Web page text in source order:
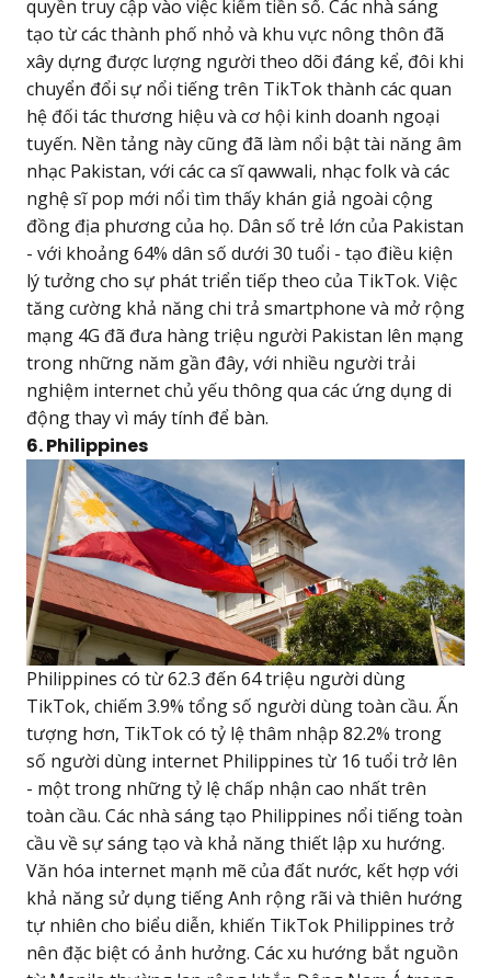
quyền truy cập vào việc kiếm tiền số. Các nhà sáng
tạo từ các thành phố nhỏ và khu vực nông thôn đã
xây dựng được lượng người theo dõi đáng kể, đôi khi
chuyển đổi sự nổi tiếng trên TikTok thành các quan
hệ đối tác thương hiệu và cơ hội kinh doanh ngoại
tuyến. Nền tảng này cũng đã làm nổi bật tài năng âm
nhạc Pakistan, với các ca sĩ qawwali, nhạc folk và các
nghệ sĩ pop mới nổi tìm thấy khán giả ngoài cộng
đồng địa phương của họ. Dân số trẻ lớn của Pakistan
- với khoảng 64% dân số dưới 30 tuổi - tạo điều kiện
lý tưởng cho sự phát triển tiếp theo của TikTok. Việc
tăng cường khả năng chi trả smartphone và mở rộng
mạng 4G đã đưa hàng triệu người Pakistan lên mạng
trong những năm gần đây, với nhiều người trải
nghiệm internet chủ yếu thông qua các ứng dụng di
động thay vì máy tính để bàn.
6. Philippines
Philippines có từ 62.3 đến 64 triệu người dùng
TikTok, chiếm 3.9% tổng số người dùng toàn cầu. Ấn
tượng hơn, TikTok có tỷ lệ thâm nhập 82.2% trong
số người dùng internet Philippines từ 16 tuổi trở lên
- một trong những tỷ lệ chấp nhận cao nhất trên
toàn cầu. Các nhà sáng tạo Philippines nổi tiếng toàn
cầu về sự sáng tạo và khả năng thiết lập xu hướng.
Văn hóa internet mạnh mẽ của đất nước, kết hợp với
khả năng sử dụng tiếng Anh rộng rãi và thiên hướng
tự nhiên cho biểu diễn, khiến TikTok Philippines trở
nên đặc biệt có ảnh hưởng. Các xu hướng bắt nguồn